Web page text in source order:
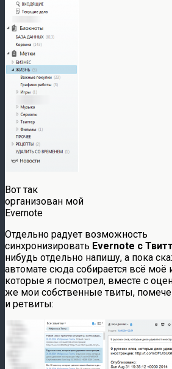
Вот так
организован мой
Evernote
Отдельно радует возможность
синхронизировать Evernote с
нибудь отдельно напишу, а пока
автомате сюда собирается всё
которые я посмотрел, вместе с
же мои собственные твиты,
и ретвиты: